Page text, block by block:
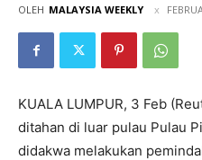
OLEH MALAYSIA WEEKLY
KUALA LUMPUR, 3 Feb
ditahan di luar pulau Pulau
didakwa melakukan